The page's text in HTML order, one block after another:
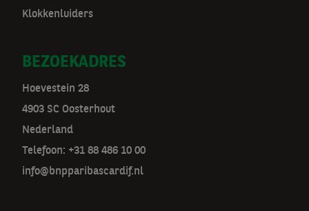
Klokkenluiders
BEZOEKADRES
Hoevestein 28
4903 SC Oosterhout
Nederland
Telefoon: +31 88 486 10 00
info@bnpparibascardif.nl